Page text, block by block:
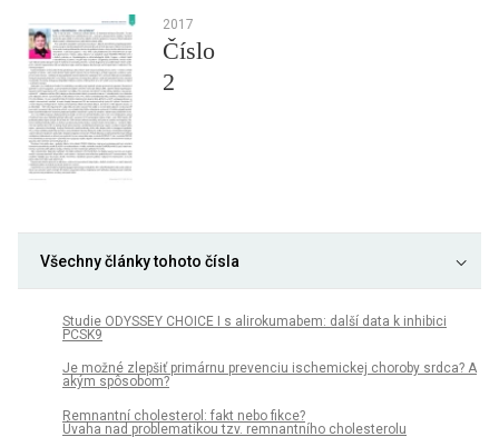
2017
Číslo
2
Všechny články tohoto čísla
Studie ODYSSEY CHOICE I s alirokumabem: další data k inhibici
PCSK9
Je možné zlepšiť primárnu prevenciu ischemickej choroby srdca? A
akým spôsobom?
Remnantní cholesterol: fakt nebo fikce?
Úvaha nad problematikou tzv. remnantního cholesterolu